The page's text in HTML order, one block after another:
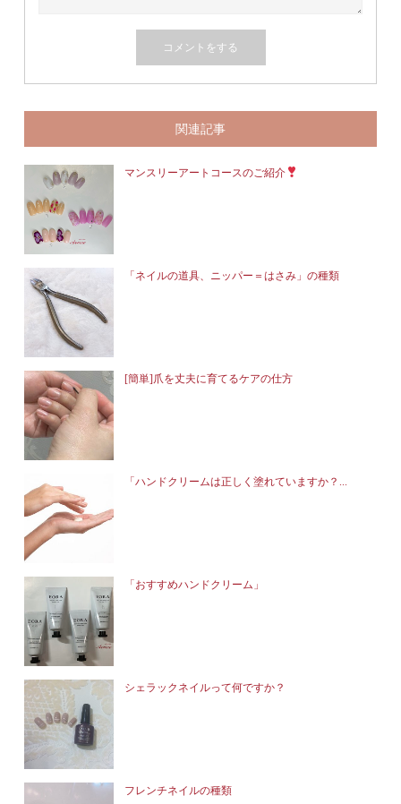
関連記事
マンスリーアートコースのご紹介
「ネイルの道具、ニッパー＝はさみ」の種類
[簡単]爪を丈夫に育てるケアの仕方
「ハンドクリームは正しく塗れていますか？...
「おすすめハンドクリーム」
シェラックネイルって何ですか？
フレンチネイルの種類